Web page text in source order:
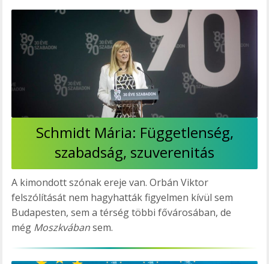
Schmidt Mária: Függetlenség,
szabadság, szuverenitás
A kimondott szónak ereje van. Orbán Viktor
felszólítását nem hagyhatták figyelmen kívül sem
Budapesten, sem a térség többi fővárosában, de
még Moszkvábansem.